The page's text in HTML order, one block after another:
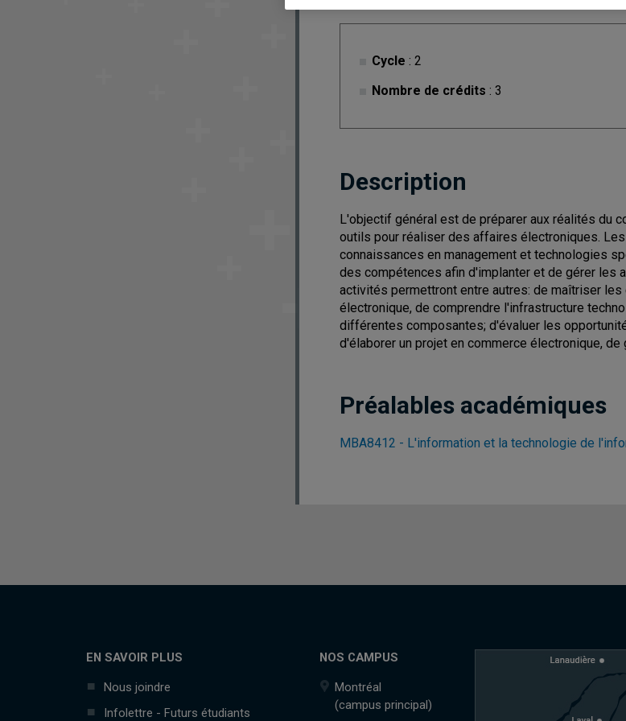
Cycle : 2
Nombre de crédits : 3
Description
L'objectif général est de préparer aux réalités du
outils pour réaliser des affaires électroniques.
connaissances en management et technologies
des compétences afin d'implanter et de gérer
activités permettront entre autres: de maîtriser
électronique, de comprendre l'infrastructure
différentes composantes; d'évaluer les
d'élaborer un projet en commerce électronique,
Préalables académiques
MBA8412 - L'information et la technologie de
EN SAVOIR PLUS
Nous joindre
Infolettre - Futurs étudiants
NOS CAMPUS
Montréal
(campus principal)